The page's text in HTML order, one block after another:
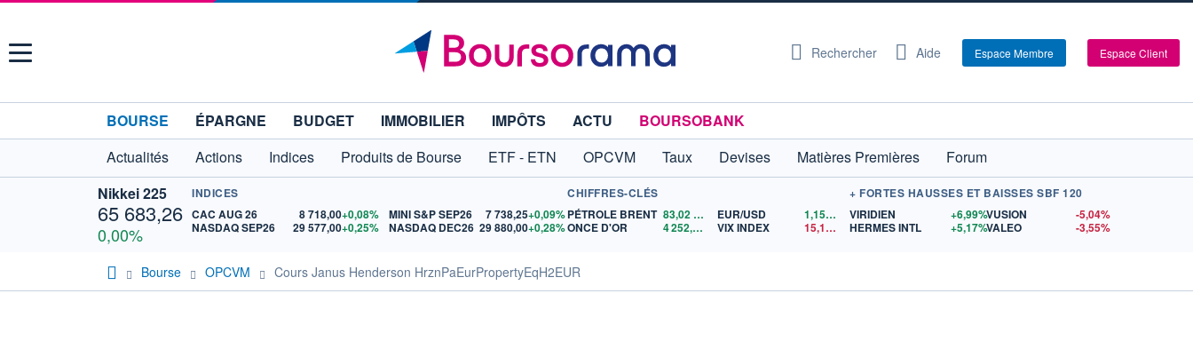
Menu Rechercher Aide Espace Membre Espace Client
BOURSE ÉPARGNE BUDGET IMMOBILIER IMPÔTS ACTU
BOURSOBANK
Actualités
Actions Indices Produits de Bourse ETF - ETN OPCVM Taux Devises Matières Premières
Forum
Nikkei 225
65 683,26
0,00%
INDICES
CAC AUG 26
8 718,00+0,08%
NASDAQ SEP26
29 577,00+0,25%
MINI S&P SEP26 7 738,25+0,09%
NASDAQ DEC26 29 880,00+0,28%
CHIFFRES-CLÉS
PÉTROLE BRENT 83,02
ONCE D'OR
4 252,56 $US
EUR/USD 1,1526
$US
VIX INDEX
15,15$US
+ FORTES HAUSSES ET BAISSES SBF 120
VIRIDIEN
+6,99%
HERMES INTL
+5,17%
VUSION
-5,04%
VALEO
-3,55%
Bourse OPCVM Cours Janus Henderson HrznPaEurPropertyEqH2EUR